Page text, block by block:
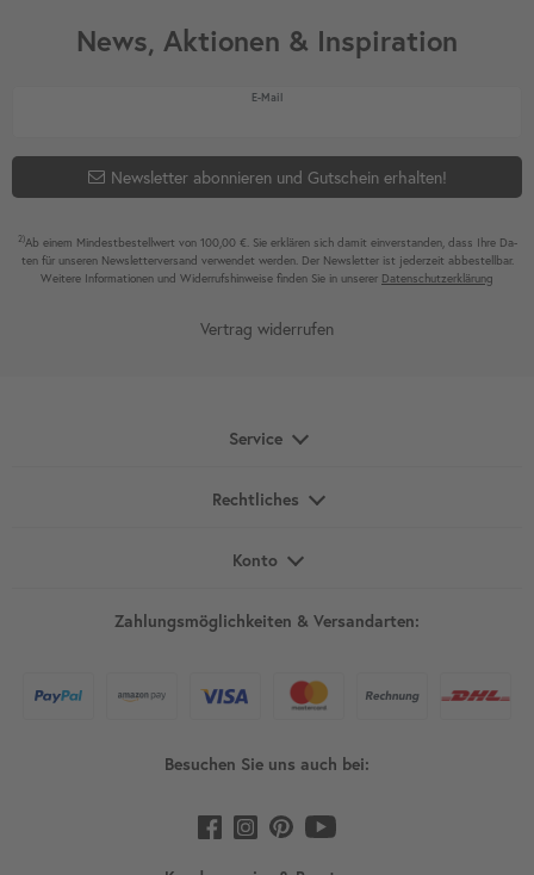
News, Aktionen & Inspiration
E-MailNewsletter Honig
Newsletter abonnieren und Gutschein erhalten!
2)Ab einem Mindest­bestell­wert von 100,00 €. Sie erklären sich damit ein­ver­standen, dass Ihre Da­
ten für unseren News­letter­versand ver­wen­det werden. Der News­letter ist jeder­zeit ab­bestel­lbar.
Weitere Infor­mationen und Wider­rufshin­weise finden Sie in unserer Daten­schutz­erklärung
Vertrag widerrufen
Service
Rechtliches
Konto
Zahlungsmöglichkeiten & Versandarten:
Besuchen Sie uns auch bei: